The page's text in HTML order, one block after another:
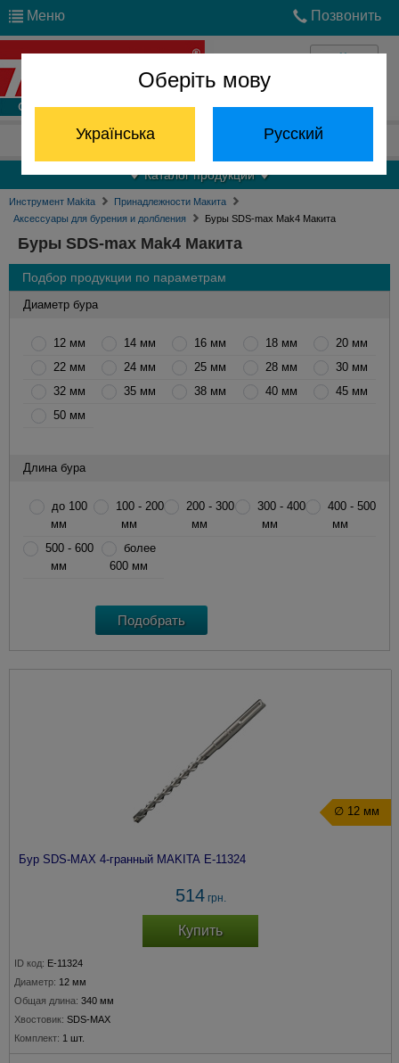
Оберіть мову
Українська Русский
Меню Позвонить
Войти
Отдел запчастей: (068) 824-24-24
Каталог продукции
Инструмент Makita
Принадлежности Макита
Аксессуары для бурения и долбления
Буры SDS-max Mak4 Макита
Буры SDS-max Mak4 Макита
Подбор продукции по параметрам
Диаметр бура
12 мм 14 мм 16 мм 18 мм
20 мм
22 мм
24 мм 25 мм 28 мм
30 мм
32 мм
35 мм 38 мм 40 мм
45 мм
50 мм
Длина бура
до 100
мм
100 - 200
мм
200 - 300
мм
300 - 400
мм
400 - 500
мм
500 - 600
мм
более
600 мм
∅ 12 мм
Бур SDS-MAX 4-гранный MAKITA E-11324
514грн.
Купить
ID код: E-11324
Диаметр: 12 мм
Общая длина: 340 мм
Хвостовик: SDS-MAX
Комплект: 1 шт.